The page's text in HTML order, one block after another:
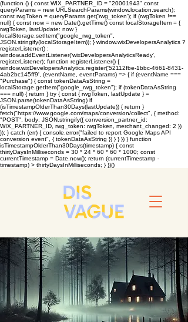
(function () { const WIX_PARTNER_ID = "20001943" const
queryParams = new URLSearchParams(window.location.search);
const rwgToken = queryParams.get('rwg_token'); if (rwgToken !==
null) { const now = new Date().getTime() const localStorageItem = {
rwgToken, lastUpdate: now }
localStorage.setItem("google_rwg_token",
JSON.stringify(localStorageItem)); } window.wixDevelopersAnalytics ?
registerListener() :
window.addEventListener('wixDevelopersAnalyticsReady',
registerListener); function registerListener() {
window.wixDevelopersAnalytics.register('52112fbe-1bbc-4661-8431-
4ab2bc145ff9', (eventName, eventParams) => { if (eventName ===
"Purchase") { const tokenDataAsString =
localStorage.getItem("google_rwg_token"); if (tokenDataAsString
=== null) { return } try { const { rwgToken, lastUpdate } =
JSON.parse(tokenDataAsString) if
(isTimestampOlderThan30Days(lastUpdate)) { return }
fetch("https://www.google.com/maps/conversion/collect", { method:
"POST", body: JSON.stringify({ conversion_partner_id:
WIX_PARTNER_ID, rwg_token: rwgToken, merchant_changed: 2 })
}); } catch (err) { console.error("failed to report Google Maps API
conversion event", { tokenDataAsString }) } } }) } function
isTimestampOlderThan30Days(timestamp) { const
thirtyDaysInMilliseconds = 30 * 24 * 60 * 60 * 1000; const
currentTimestamp = Date.now(); return (currentTimestamp -
timestamp) > thirtyDaysInMilliseconds; } })()